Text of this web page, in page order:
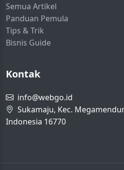
Semua Artikel
Panduan Pemula
Tips & Trik
Bisnis Guide
Kontak
info@webgo.id
Sukamaju, Kec.
Indonesia 16770